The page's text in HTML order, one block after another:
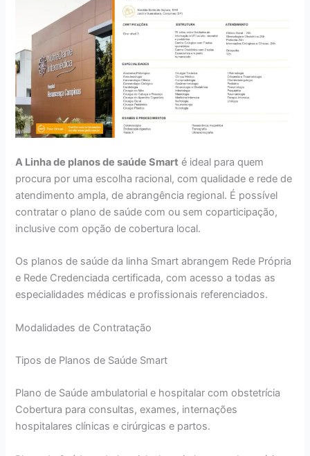
A Linha de planos de saúde Smart é ideal para quem
procura por uma escolha racional, com qualidade e rede de
atendimento ampla, de abrangência regional. É possível
contratar o plano de saúde com ou sem coparticipação,
inclusive com opção de cobertura local.
Os planos de saúde da linha Smart abrangem Rede Própria
e Rede Credenciada certificada, com acesso a todas as
especialidades médicas e profissionais referenciados.
Modalidades de Contratação
Tipos de Planos de Saúde Smart
Plano de Saúde ambulatorial e hospitalar com obstetrícia
Cobertura para consultas, exames, internações
hospitalares clínicas e cirúrgicas e partos.